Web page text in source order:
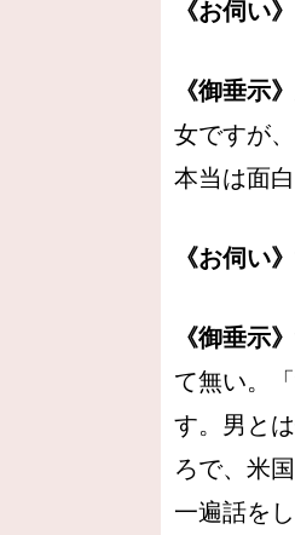
《お伺い》
《御垂示》
女ですが
本当は面
《お伺い》
《御垂示》
て無い。
す。男と
ろで、米
一遍話を